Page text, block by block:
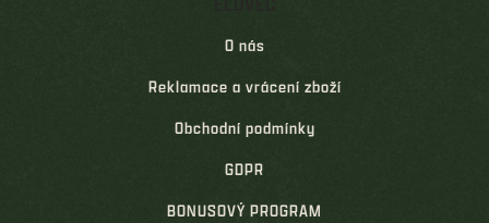
O nás
Reklamace a vrácení zboží
Obchodní podmínky
GDPR
BONUSOVÝ PROGRAM